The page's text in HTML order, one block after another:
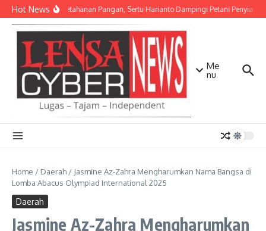
Lewati ke konten
Hot NewsDukung Ketahanan Pangan, Sertu Harianto Dampingi Petani Penyiapan
Me
nu
Home / Daerah / Jasmine Az-Zahra Mengharumkan Nama Bangsa di
Lomba Abacus Olympiad International 2025
Daerah
Jasmine Az-Zahra Mengharumkan